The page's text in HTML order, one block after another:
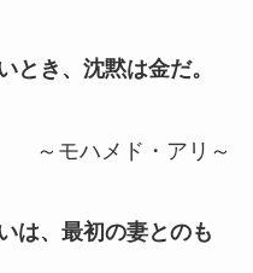
とき、沈黙は金だ。
～モハメド・アリ～
は、最初の妻とのも